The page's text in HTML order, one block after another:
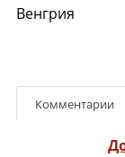
Венгрия
Комментарии